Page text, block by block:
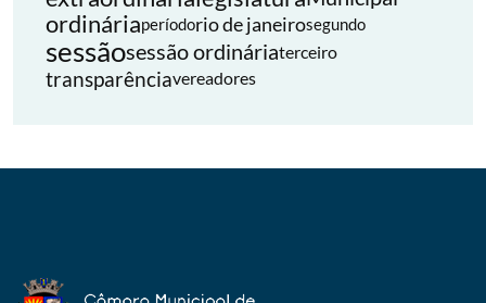
ordináriaperíodorio de janeirosegundo
sessãosessão ordináriaterceiro
transparênciavereadores